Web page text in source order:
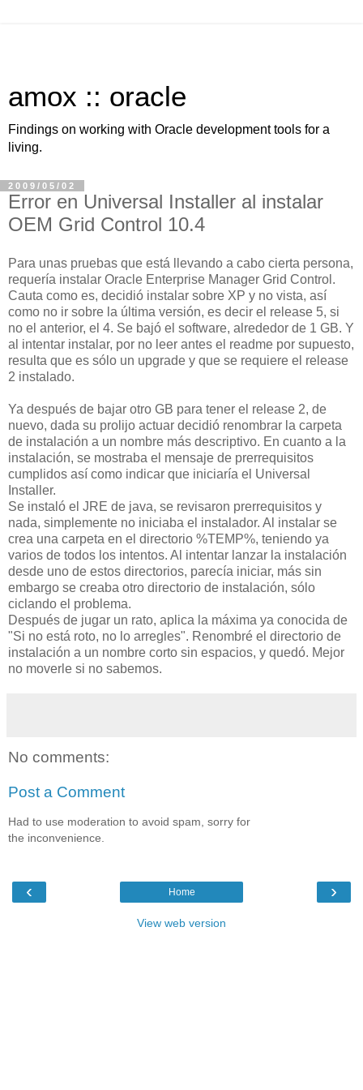
amox :: oracle
Findings on working with Oracle development tools for a
living.
2009/05/02
Error en Universal Installer al instalar
OEM Grid Control 10.4
Para unas pruebas que está llevando a cabo cierta persona,
requería instalar Oracle Enterprise Manager Grid Control.
Cauta como es, decidió instalar sobre XP y no vista, así
como no ir sobre la última versión, es decir el release 5, si
no el anterior, el 4. Se bajó el software, alrededor de 1 GB. Y
al intentar instalar, por no leer antes el readme por supuesto,
resulta que es sólo un upgrade y que se requiere el release
2 instalado.
Ya después de bajar otro GB para tener el release 2, de
nuevo, dada su prolijo actuar decidió renombrar la carpeta
de instalación a un nombre más descriptivo. En cuanto a la
instalación, se mostraba el mensaje de prerrequisitos
cumplidos así como indicar que iniciaría el Universal
Installer.
Se instaló el JRE de java, se revisaron prerrequisitos y
nada, simplemente no iniciaba el instalador. Al instalar se
crea una carpeta en el directorio %TEMP%, teniendo ya
varios de todos los intentos. Al intentar lanzar la instalación
desde uno de estos directorios, parecía iniciar, más sin
embargo se creaba otro directorio de instalación, sólo
ciclando el problema.
Después de jugar un rato, aplica la máxima ya conocida de
"Si no está roto, no lo arregles". Renombré el directorio de
instalación a un nombre corto sin espacios, y quedó. Mejor
no moverle si no sabemos.
No comments:
Post a Comment
Had to use moderation to avoid spam, sorry for
the inconvenience.
‹ ›
Home
View web version